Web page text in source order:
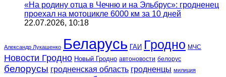
«На родину отца в Чечню и на Эльбрус»: гродненец
проехал на мотоцикле 6000 км за 10 дней
22.07.2026, 10:18
Александр Лукашенко Беларусь ГАИ Гродно МЧС
Новости Гродно Новый Гродно автоновости белорус
белорусы гродненская область гродненцы милиция